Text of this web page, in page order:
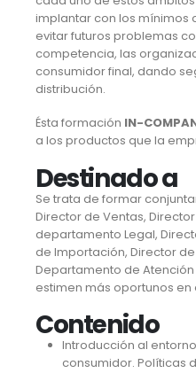
implantar con los mínimos
evitar futuros problemas
competencia, las
consumidor final, dando
distribución.
Ésta formación IN-
a los productos que la
Destinado a
Se trata de formar
Director de Ventas,
departamento Legal,
de Importación, Director
Departamento de
estimen más oportunos en
Contenido
Introducción al
consumidor. Políticas